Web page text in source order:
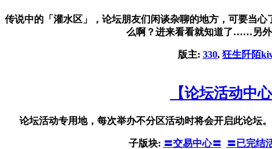
传说中的「灌水区」，论坛朋友们闲谈杂聊的地方，可要当
么啊？进来看看就知道了……另
版主: 330, 狂生阡陌
【论坛活动中
论坛活动专用地，每次举办不分区活动时将会开启此论坛
子版块: 〓交易中心〓 〓已完结